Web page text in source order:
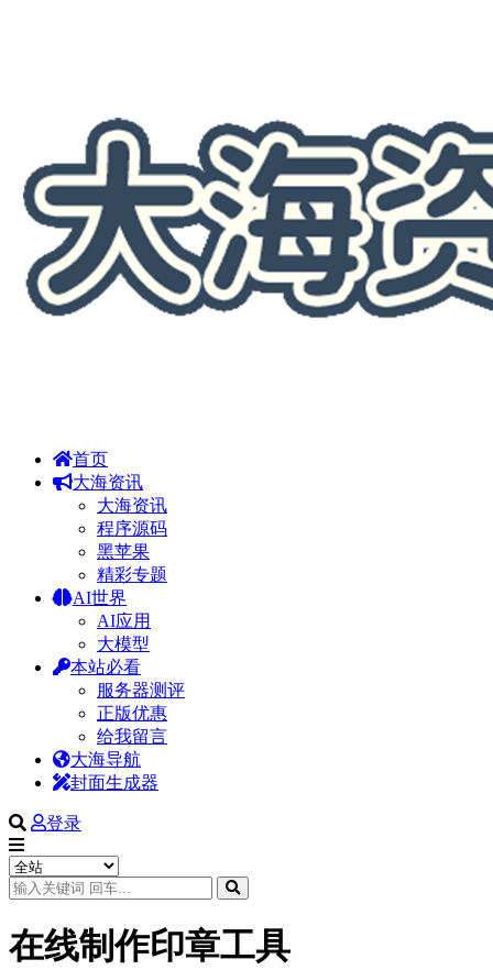
首页
大海资讯
大海资讯
程序源码
黑苹果
精彩专题
AI世界
AI应用
大模型
本站必看
服务器测评
正版优惠
给我留言
大海导航
封面生成器
登录
在线制作印章工具